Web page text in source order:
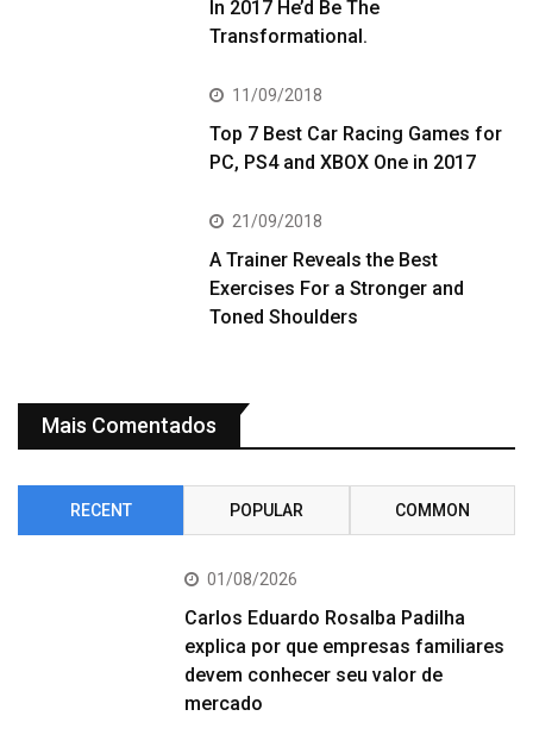
In 2017 He’d Be The
Transformational.
11/09/2018
Top 7 Best Car Racing Games for
PC, PS4 and XBOX One in 2017
21/09/2018
A Trainer Reveals the Best
Exercises For a Stronger and
Toned Shoulders
Mais Comentados
RECENT POPULAR COMMON
01/08/2026
Carlos Eduardo Rosalba Padilha
explica por que empresas familiares
devem conhecer seu valor de
mercado